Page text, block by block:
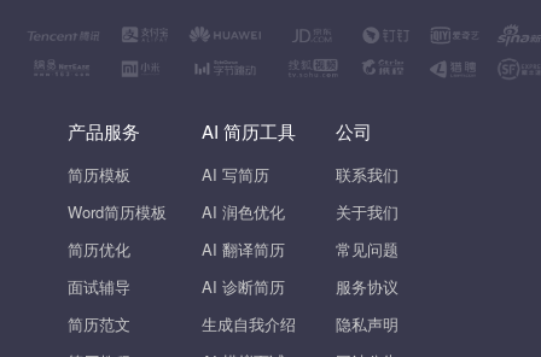
产品服务
简历模板
Word简历模板
简历优化
面试辅导
简历范文
AI 简历工具
AI 写简历
AI 润色优化
AI 翻译简历
AI 诊断简历
生成自我介绍
公司
联系我们
关于我们
常见问题
服务协议
隐私声明